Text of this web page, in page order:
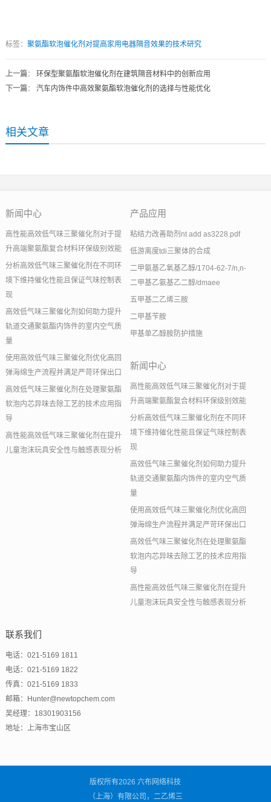
标签： 聚氨酯软泡催化剂对提高家用电器隔音效果的技术研究
上一篇： 环保型聚氨酯软泡催化剂在建筑隔音材料中的创新应用
下一篇： 汽车内饰件中高效聚氨酯软泡催化剂的选择与性能优化
相关文章
新闻中心
高性能高效低气味三聚催化剂对于提
升高端聚氨酯复合材料环保级别效能
分析高效低气味三聚催化剂在不同环
境下维持催化性能且保证气味控制表
现
高效低气味三聚催化剂如何助力提升
轨道交通聚氨酯内饰件的室内空气质
量
使用高效低气味三聚催化剂优化高回
弹海绵生产流程并满足严苛环保出口
高效低气味三聚催化剂在处理聚氨酯
软泡内芯异味去除工艺的技术应用指
导
高性能高效低气味三聚催化剂在提升
儿童泡沫玩具安全性与触感表现分析
产品应用
粘结力改善助剂nt add as3228.pdf
低游离度tdi三聚体的合成
二甲氨基乙氧基乙醇/1704-62-7/n,n-
二甲基乙氨基乙二醇/dmaee
五甲基二乙烯三胺
二甲基苄胺
甲基单乙醇胺防护措施
新闻中心
高性能高效低气味三聚催化剂对于提
升高端聚氨酯复合材料环保级别效能
分析高效低气味三聚催化剂在不同环
境下维持催化性能且保证气味控制表
现
高效低气味三聚催化剂如何助力提升
轨道交通聚氨酯内饰件的室内空气质
量
使用高效低气味三聚催化剂优化高回
弹海绵生产流程并满足严苛环保出口
高效低气味三聚催化剂在处理聚氨酯
软泡内芯异味去除工艺的技术应用指
导
高性能高效低气味三聚催化剂在提升
儿童泡沫玩具安全性与触感表现分析
联系我们
电话：021-5169 1811
电话：021-5169 1822
传真：021-5169 1833
邮箱：Hunter@newtopchem.com
吴经理：18301903156
地址：上海市宝山区
版权所有2026 六布网络科技
（上海）有限公司，二乙烯三